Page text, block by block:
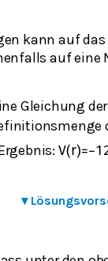
kann auf
auf eine
Gleichung
V(r)=−1
▾